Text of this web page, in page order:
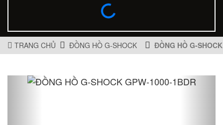
TRANG CHỦ ĐỒNG HỒ G-SHOCK ĐỒNG HỒ G-